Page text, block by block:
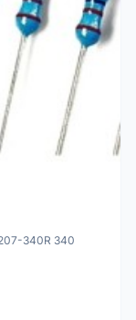
340R 340